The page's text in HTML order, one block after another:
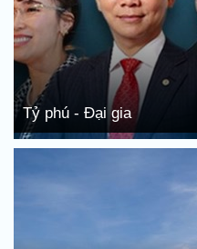
Tỷ phú - Đại gia